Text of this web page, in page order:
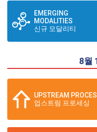
EMERGING
MODALITIES
신규 모달리티
8월
UPSTREAM
업스트림 프로세싱